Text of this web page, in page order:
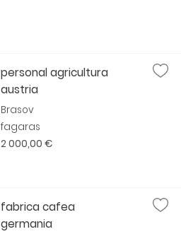
personal agricultura
austria
Brasov
fagaras
2 000,00 €
fabrica cafea
germania